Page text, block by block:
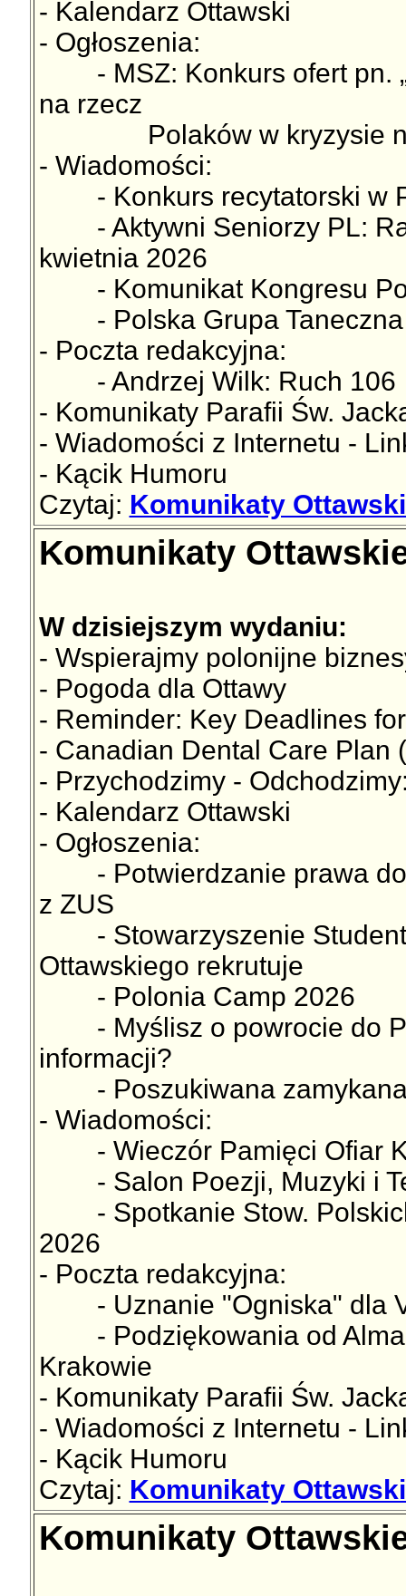
- Kalendarz Ottawski
- Ogłoszenia:
- MSZ: Konkurs ofert pn.
na rzecz
Polaków w kryzysie na
- Wiadomości:
- Konkurs recytatorski w
- Aktywni Seniorzy PL:
kwietnia 2026
- Komunikat Kongresu
- Polska Grupa Taneczna
- Poczta redakcyjna:
- Andrzej Wilk: Ruch 106
- Komunikaty Parafii Św.
- Wiadomości z Internetu -
- Kącik Humoru
Czytaj: Komunikaty
Komunikaty
W dzisiejszym wydaniu:
- Wspierajmy polonijne
- Pogoda dla Ottawy
- Reminder: Key Deadlines
- Canadian Dental Care Plan
- Przychodzimy -
- Kalendarz Ottawski
- Ogłoszenia:
- Potwierdzanie prawa do
z ZUS
- Stowarzyszenie
Ottawskiego rekrutuje
- Polonia Camp 2026
- Myślisz o powrocie do
informacji?
- Poszukiwana zamykana
- Wiadomości:
- Wieczór Pamięci Ofiar
- Salon Poezji, Muzyki i
- Spotkanie Stow.
2026
- Poczta redakcyjna:
- Uznanie "Ogniska" dla
- Podziękowania od Alma
Krakowie
- Komunikaty Parafii Św.
- Wiadomości z Internetu -
- Kącik Humoru
Czytaj: Komunikaty
Komunikaty